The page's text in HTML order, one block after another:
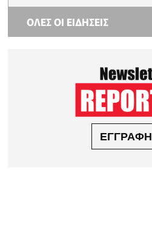
ΟΛΕΣ ΟΙ ΕΙΔΗΣΕΙΣ
ΕΓΓΡΑΦΗ